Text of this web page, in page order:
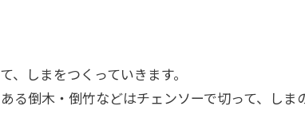
、しまをつくっていきます。
る倒木・倒竹などはチェンソーで切って、しま